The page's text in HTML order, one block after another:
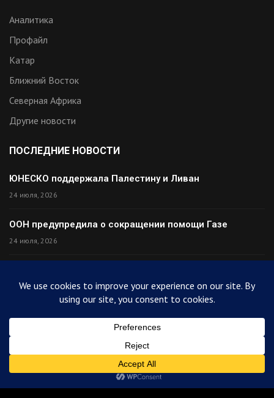
Аналитика
Профайл
Катар
Ближний Восток
Северная Африка
Другие новости
ПОСЛЕДНИЕ НОВОСТИ
ЮНЕСКО поддержала Палестину и Ливан
24 июля, 2026
ООН предупредила о сокращении помощи Газе
24 июля, 2026
24 июля, 2026
Палестина высмеяла Израиль после финала ЧМ
© 2025ArabiToday